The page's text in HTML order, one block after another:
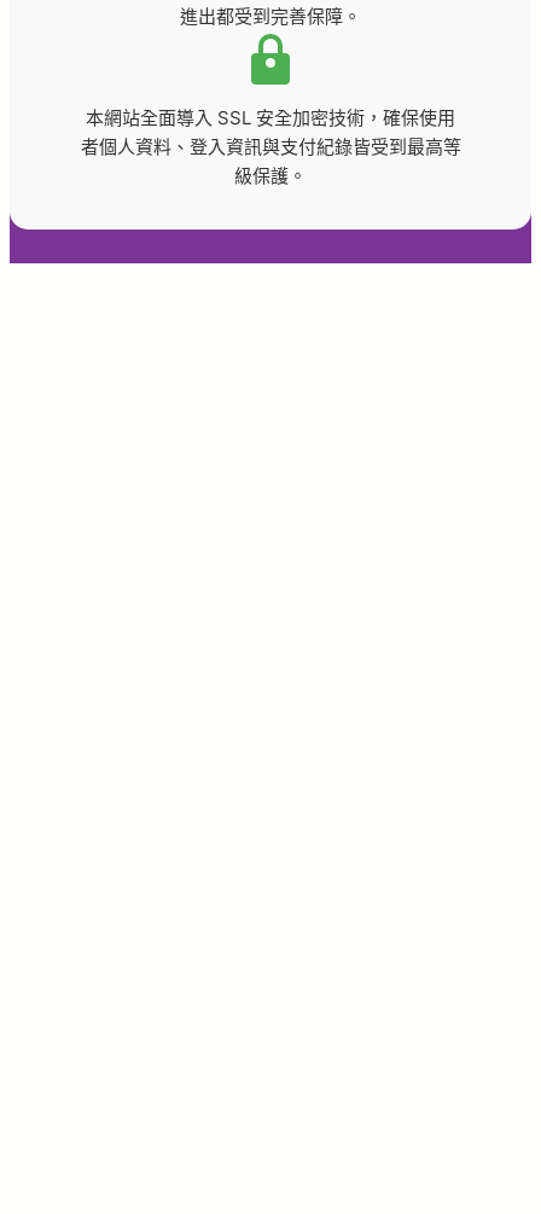
韓國職棒直播 鬥雞
進出都受到完善保障。
本網站全面導入 SSL 安全加密技術，確保使用
者個人資料、登入資訊與支付紀錄皆受到最高等
級保護。